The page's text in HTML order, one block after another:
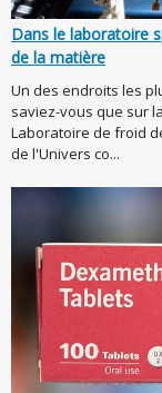
Dans le laboratoire
de la matière
Un des endroits les
saviez-vous que sur
Laboratoire de froid
de l'Univers co...